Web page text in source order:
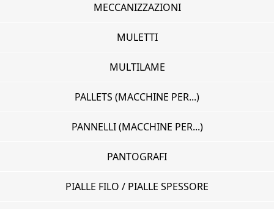
MECCANIZZAZIONI
MULETTI
MULTILAME
PALLETS (MACCHINE PER...)
PANNELLI (MACCHINE PER...)
PANTOGRAFI
PIALLE FILO / PIALLE SPESSORE